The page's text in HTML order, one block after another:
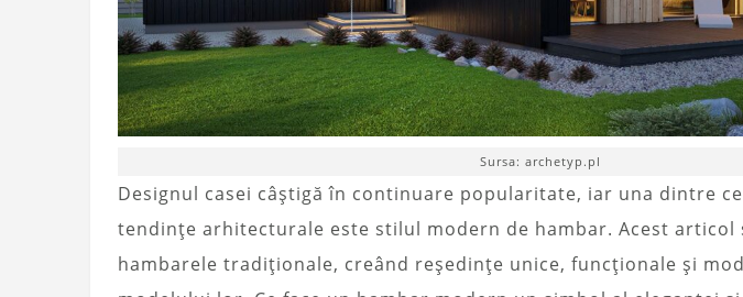
Sursa: archetyp.pl
Designul casei câștigă în continuare popularitate, iar una dintre
tendințe arhitecturale este stilul modern de hambar. Acest articol
hambarele tradiționale, creând reședințe unice, funcționale și